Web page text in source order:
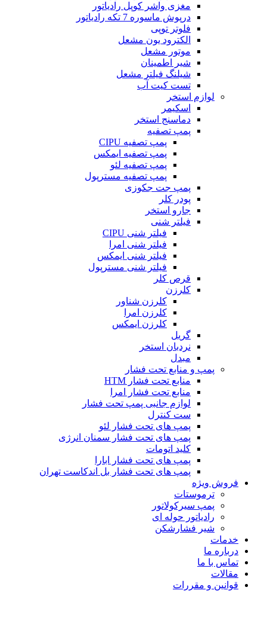
مغزی واشر کوپل رادیاتور
درپوش ماسوره 7 تکه رادیاتور
فلوتر توپی
الکترود یون مشعل
موتور مشعل
شیر اطمینان
شیلنگ فیلتر مشعل
تست کیت آب
لوازم استخر
اسکیمر
دماسنج استخر
پمپ تصفیه
پمپ تصفیه CIPU
پمپ تصفیه ایمکس
پمپ تصفیه لئو
پمپ تصفیه مسترپول
پمپ جت جکوزی
پودر کلر
جارو استخر
فیلتر شنی
فیلتر شنی CIPU
فیلتر شنی امرا
فیلتر شنی ایمکس
فیلتر شنی مسترپول
قرص کلر
کلرزن
کلرزن شناور
کلرزن امرا
کلرزن ایمکس
گریل
نردبان استخر
مبدل
پمپ و منابع تحت فشار
منابع تحت فشار HTM‎
منابع تحت فشار امرا
لوازم جانبی پمپ تحت فشار
ست کنترل
پمپ های تحت فشار لئو
پمپ های تحت فشار سمنان انرژی
کلید اتومات
پمپ های تحت فشار ابارا
پمپ های تحت فشار بل اندکاست تهران
فروش ویژه
ترموستات
پمپ سیرکولاتور
رادیاتور حوله ای
شیر فشارشکن
خدمات
درباره ما
تماس با ما
مقالات
قوانین و مقررات